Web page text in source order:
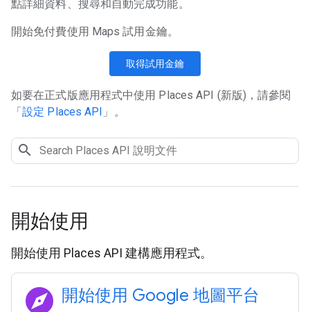
點詳細資料、搜尋和自動完成功能。
開始免付費使用 Maps 試用金鑰。
取得試用金鑰
如要在正式版應用程式中使用 Places API (新版)，請參閱
「設定 Places API 」。
開始使用
開始使用 Places API 建構應用程式。
explore 開始使用 Google 地圖平台